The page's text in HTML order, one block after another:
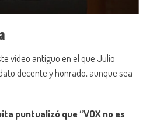
vídeo antiguo en el que Julio
decente y honrado, aunque sea
puntualizó que “VOX no es